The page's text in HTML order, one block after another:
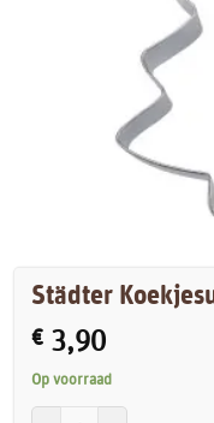
Städter
€ 3,90
Op voorraad